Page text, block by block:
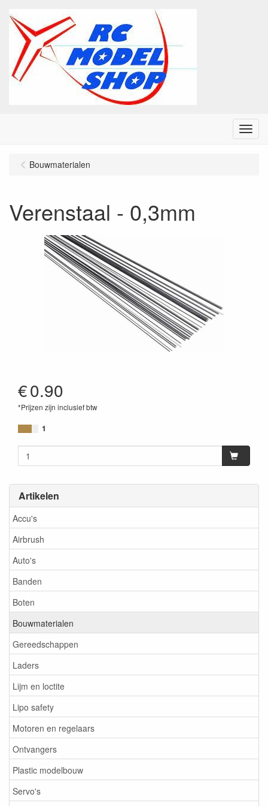
Menu
Artikelen
Accu's
Airbrush
Auto's
Banden
Boten
Bouwmaterialen
Gereedschappen
Laders
Lijm en loctite
Lipo safety
Motoren en regelaars
Ontvangers
Plastic modelbouw
Servo's
Bouwmaterialen
Verenstaal - 0,3mm
€0.90
*Prijzen zijn inclusief btw
1